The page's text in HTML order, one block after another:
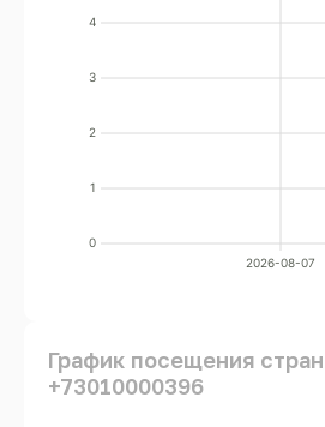
0
1
2
3
4
2026-08-07
График посещения
+73010000396